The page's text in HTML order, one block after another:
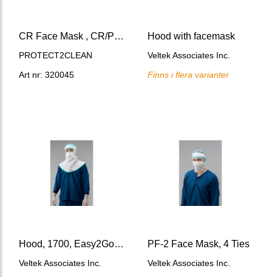
CR Face Mask , CR/PU, 3-ply, PU Earloops,
PROTECT2CLEAN
Art nr: 320045
Hood with facemask
Veltek Associates Inc.
Finns i flera varianter
Hood, 1700, Easy2Gown
Veltek Associates Inc.
PF-2 Face Mask, 4 Ties
Veltek Associates Inc.